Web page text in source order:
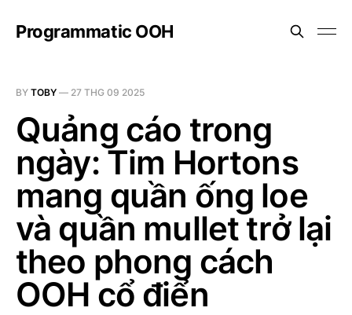
Programmatic OOH
BY TOBY — 27 THG 09 2025
Quảng cáo trong
ngày: Tim Hortons
mang quần ống loe
và quần mullet trở lại
theo phong cách
OOH cổ điển